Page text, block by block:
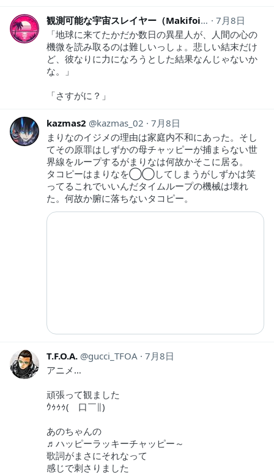
観測可能な宇宙スレイヤー（Makifoi） yudi7_12
7月8日
「地球に来てたかだか数日の異星人が、人間の心の
機微を読み取るのは難しいっしょ。悲しい結末だけ
ど、彼なりに力になろうとした結果なんじゃないか
な。」
「さすがに？」
kazmas2 kazmas_02
7月8日
まりなのイジメの理由は家庭内不和にあった。そし
てその原罪はしずかの母チャッピーが捕まらない世
界線をループするがまりなは何故かそこに居る。
タコピーはまりなを◯◯してしまうがしずかは笑
ってるこれでいいんだタイムループの機械は壊れ
た。何故か腑に落ちないタコピー。
T.F.O.A. gucci_TFOA 7月8日
アニメ…
頑張って観ました
ｳｩｩｩ(￣口￣∥)
あのちゃんの
♬ハッピーラッキーチャッピー～
歌詞がまさにそれなって
感じで刺さりました